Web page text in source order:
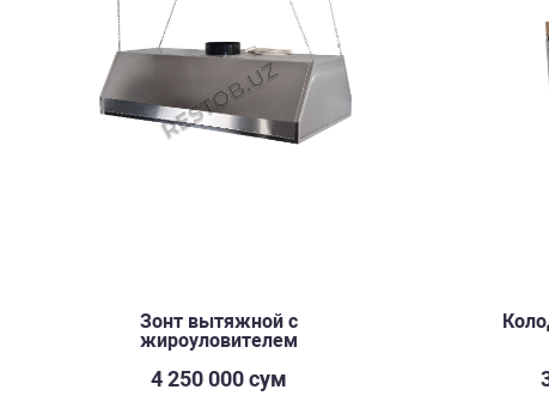
Зонт вытяжной с
жироуловителем
4 250 000 сум